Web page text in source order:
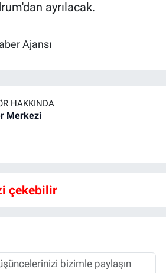
ayrılacak.
Ajansı
HAKKINDA
Merkezi
çekebilir